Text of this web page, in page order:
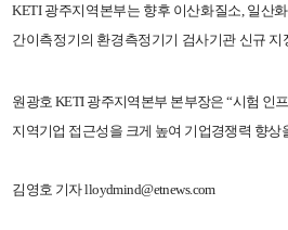
KETI 광주지역본부는 향후 이산화질소, 일산
간이측정기의 환경측정기기 검사기관 신규 지
원광호 KETI 광주지역본부 본부장은 “시험 인
지역기업 접근성을 크게 높여 기업경쟁력 향상
김영호 기자 lloydmind@etnews.com